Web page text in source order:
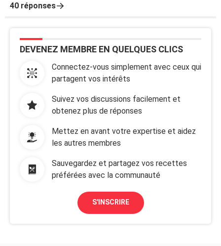
40 réponses
DEVENEZ MEMBRE EN QUELQUES CLICS
Connectez-vous simplement avec ceux qui
partagent vos intérêts
Suivez vos discussions facilement et
obtenez plus de réponses
Mettez en avant votre expertise et aidez
les autres membres
Sauvegardez et partagez vos recettes
préférées avec la communauté
S'INSCRIRE